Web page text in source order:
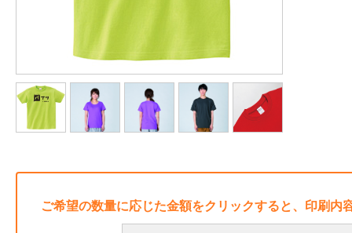
ご希望の数量に応じた金額をクリックすると、印刷内